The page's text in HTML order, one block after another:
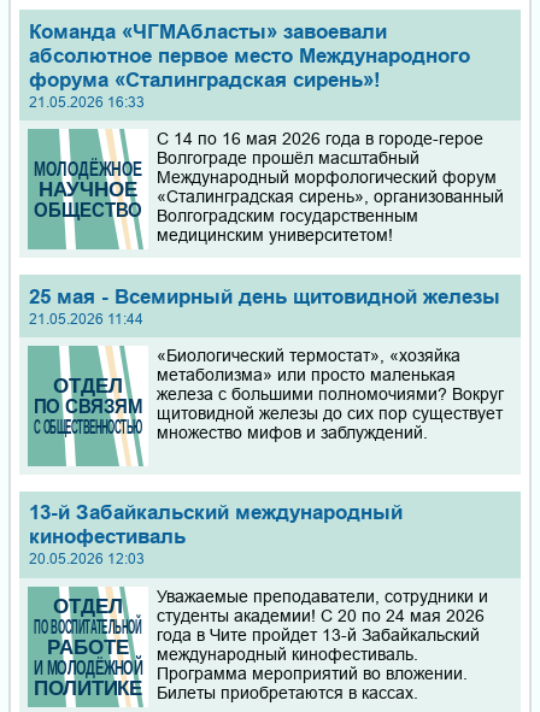
Команда «ЧГМАбласты» завоевали
абсолютное первое место Международного
форума «Сталинградская сирень»!
21.05.2026 16:33
С 14 по 16 мая 2026 года в городе-герое
Волгограде прошёл масштабный
Международный морфологический форум
«Сталинградская сирень», организованный
Волгоградским государственным
медицинским университетом!
25 мая - Всемирный день щитовидной железы
21.05.2026 11:44
«Биологический термостат», «хозяйка
метаболизма» или просто маленькая
железа с большими полномочиями? Вокруг
щитовидной железы до сих пор существует
множество мифов и заблуждений.
13-й Забайкальский международный
кинофестиваль
20.05.2026 12:03
Уважаемые преподаватели, сотрудники и
студенты академии! С 20 по 24 мая 2026
года в Чите пройдет 13-й Забайкальский
международный кинофестиваль.
Программа мероприятий во вложении.
Билеты приобретаются в кассах.